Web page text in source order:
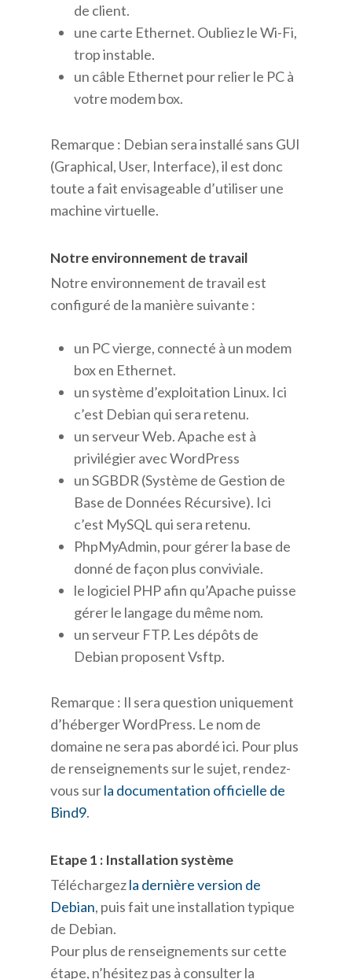
de client.
une carte Ethernet. Oubliez le Wi-Fi,
trop instable.
un câble Ethernet pour relier le PC à
votre modem box.
Remarque : Debian sera installé sans GUI
(Graphical, User, Interface), il est donc
toute a fait envisageable d’utiliser une
machine virtuelle.
Notre environnement de travail
Notre environnement de travail est
configuré de la manière suivante :
un PC vierge, connecté à un modem
box en Ethernet.
un système d’exploitation Linux. Ici
c’est Debian qui sera retenu.
un serveur Web. Apache est à
privilégier avec WordPress
un SGBDR (Système de Gestion de
Base de Données Récursive). Ici
c’est MySQL qui sera retenu.
PhpMyAdmin, pour gérer la base de
donné de façon plus conviviale.
le logiciel PHP afin qu’Apache puisse
gérer le langage du même nom.
un serveur FTP. Les dépôts de
Debian proposent Vsftp.
Remarque : Il sera question uniquement
d’héberger WordPress. Le nom de
domaine ne sera pas abordé ici. Pour plus
de renseignements sur le sujet, rendez-
vous surla documentation officielle de
Bind9.
Etape 1 : Installation système
Téléchargezla dernière version de
Debian, puis fait une installation typique
de Debian.
Pour plus de renseignements sur cette
étape, n’hésitez pas à consulter la